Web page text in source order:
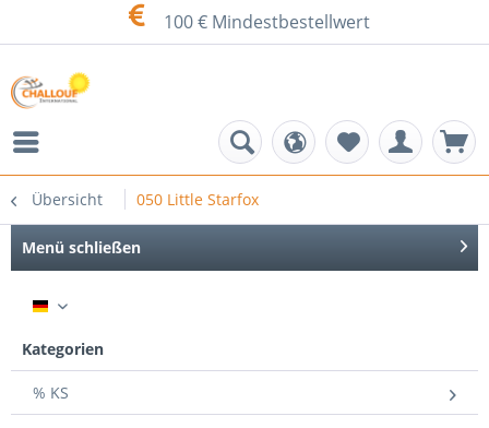
100 € Mindestbestellwert
Übersicht 050 Little Starfox
Menü schließen
DE
Kategorien
% KS